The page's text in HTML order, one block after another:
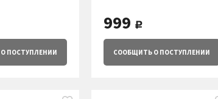
О ПОСТУПЛЕНИИ
999 руб.
СООБЩИТЬО ПОСТУПЛЕНИИ